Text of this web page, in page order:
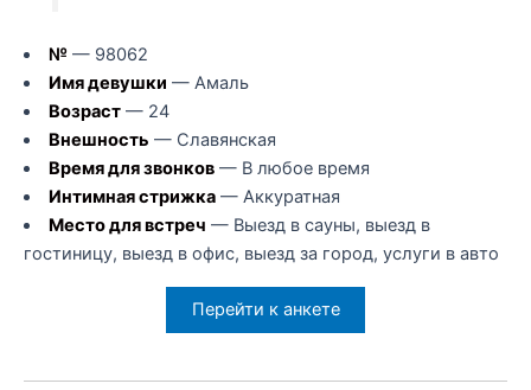
№— 98062
Имя девушки — Амаль
Возраст— 24
Внешность — Славянская
Время для звонков— В любое время
Интимная стрижка— Аккуратная
Место для встреч — Выезд в сауны, выезд в
гостиницу, выезд в офис, выезд за город, услуги в авто
Перейти к анкете